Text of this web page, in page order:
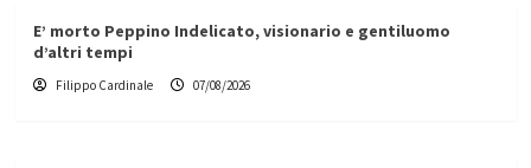
E’ morto Peppino Indelicato, visionario e gentiluomo
d’altri tempi
Filippo Cardinale 07/08/2026